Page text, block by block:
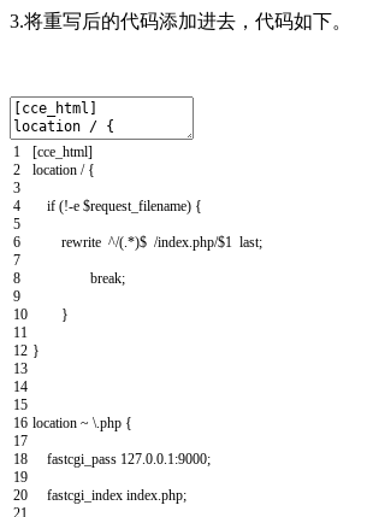
3.将重写后的代码添加进去，代码如下。
1
2
3
4
5
6
7
8
9
10
11
12
13
14
15
16
17
18
19
20
[cce_html]
location / {
if (!-e $request_filename) {
rewrite ^/(.*)$ /index.php/$1 last;
break;
}
}
location ~ \.php {
fastcgi pass 127.0.0.1:9000;
fastcgi_index index.php;